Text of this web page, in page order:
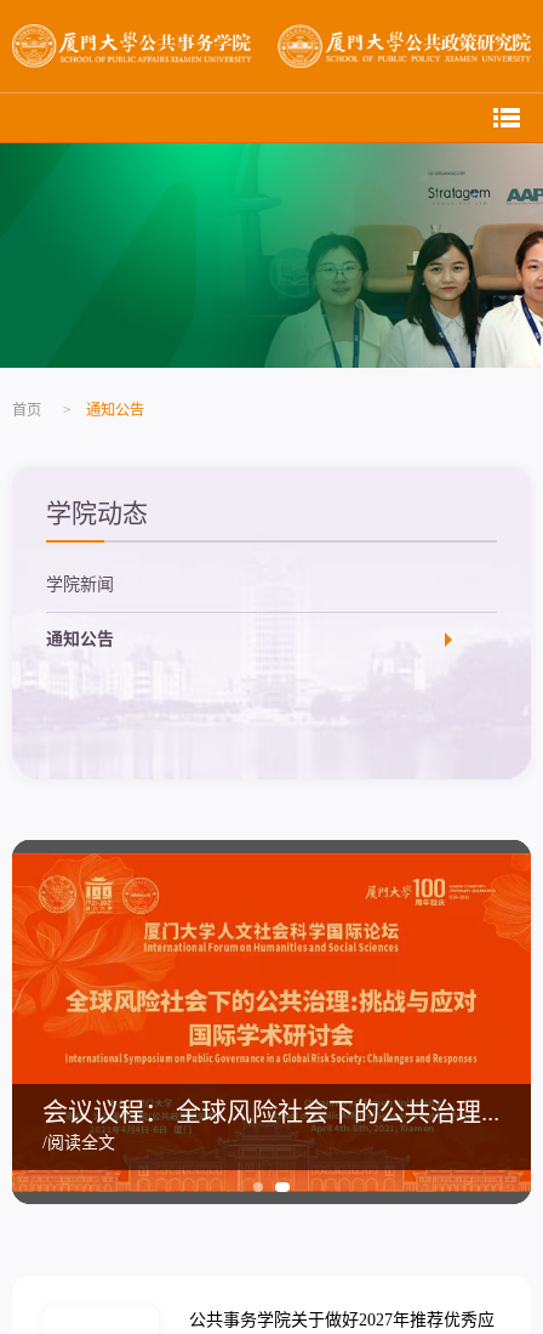
首页 > 通知公告
学院动态
学院新闻
通知公告
会议议程： 全球风险社会下的公共治理：挑战与应对
/阅读全文
新加坡南洋理工大学2027学年授课型硕士优先录取报名通知
/阅读全文
会议议程： 全球风险社会下的公共治理：挑战与应对
/阅读全文
新加坡南洋理工大学2027学年授课型硕士优先录取报名通知
/阅读全文
公共事务学院关于做好2027年推荐优秀应